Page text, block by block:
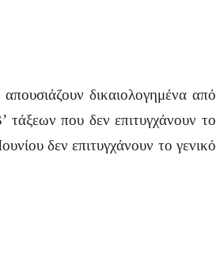
δικαιολογημένα από
που δεν επιτυγχάνουν το
δεν επιτυγχάνουν το γενικό